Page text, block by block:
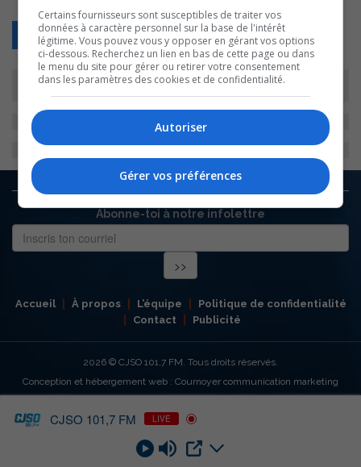
Retour
Abonne-toi à notre infolettre
Accueil À propos L’équipe
Politique de confidentialité
Contact
Publicité
2026 © CJSO 101,7 FM. Tous droits réservés.
Conception et hébergement web : Cournoyer communication marketing
CJSO 101,7 FM LIVE
Certains fournisseurs sont susceptibles de traiter vos
données à caractère personnel sur la base de l'intérêt
légitime. Vous pouvez vous y opposer en gérant vos options
ci-dessous. Recherchez un lien en bas de cette page ou dans
le menu du site pour gérer ou retirer votre consentement
dans les paramètres des cookies et de confidentialité.
Autoriser
Gérer vos préférences